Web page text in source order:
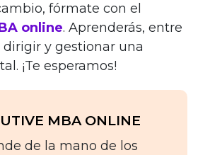
fórmate con el
online. Aprenderás, entre
dirigir y gestionar una
¡Te esperamos!
MBA ONLINE
de la mano de los